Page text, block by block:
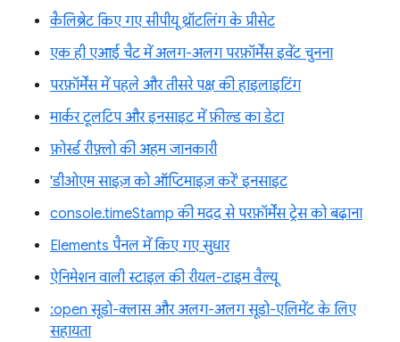
कैलिब्रेट किए गए सीपीयू थ्रॉटलिंग के प्रीसेट
एक ही एआई चैट में अलग-अलग परफ़ॉर्मेंस इवेंट चुनना
परफ़ॉर्मेंस में पहले और तीसरे पक्ष की हाइलाइटिंग
मार्कर टूलटिप और इनसाइट में फ़ील्ड का डेटा
फ़ोर्स्ड रीफ़्लो की अहम जानकारी
'डीओएम साइज़ को ऑप्टिमाइज़ करें' इनसाइट
console.timeStamp की मदद से परफ़ॉर्मेंस ट्रेस को बढ़ाना
Elements पैनल में किए गए सुधार
ऐनिमेशन वाली स्टाइल की रीयल-टाइम वैल्यू
:open सूडो-क्लास और अलग-अलग सूडो-एलिमेंट के लिए
सहायता